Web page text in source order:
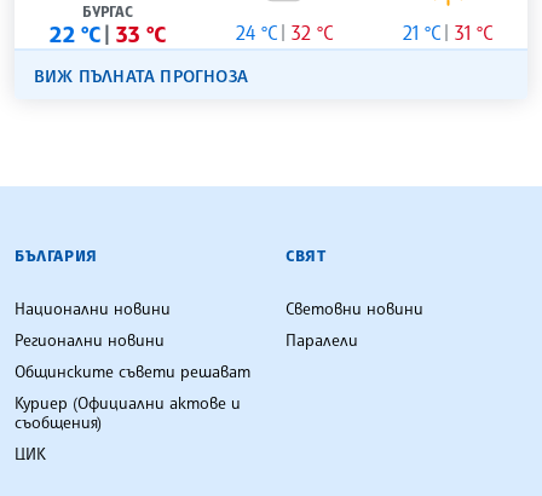
БУРГАС
22 °C 33 °C 24 °C 32 °C 21 °C 31 °C
ВИЖ ПЪЛНАТА ПРОГНОЗА
БЪЛГАРСКА ТЕЛЕГРАФНА АГЕНЦИЯ
БЪЛГАРИЯ
Национални новини
Регионални новини
Общинските съвети решават
Куриер (Официални актове и
съобщения)
ЦИК
СВЯТ
Световни новини
Паралели